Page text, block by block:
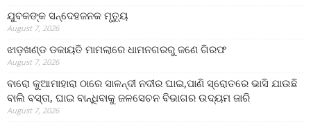
ଯୁବକଙ୍କ ସନ୍ଦେହଜନକ ମୃତ୍ୟୁ
August 7, 2026
ଝାଡ଼ଖଣ୍ଡ ଡକାୟତି ମାମଲାରେ ଧାମନଗରରୁ ଜଣେ ଗିରଫ
August 7, 2026
ବାରୋ କୁଆମାହାରା ଠାରେ ସାଳନ୍ଦୀ ନଦୀର ଘାଇ,ପାଣି ସ୍ରୋତରେ ଭାସି ଯାଉଛି
ବାଲି ବସ୍ତା, ଘାଇ ବାନ୍ଧିବାକୁ ଜଳସେଚନ ବିଭାଗର ଉଦ୍ୟମ ଜାରି
August 7, 2026